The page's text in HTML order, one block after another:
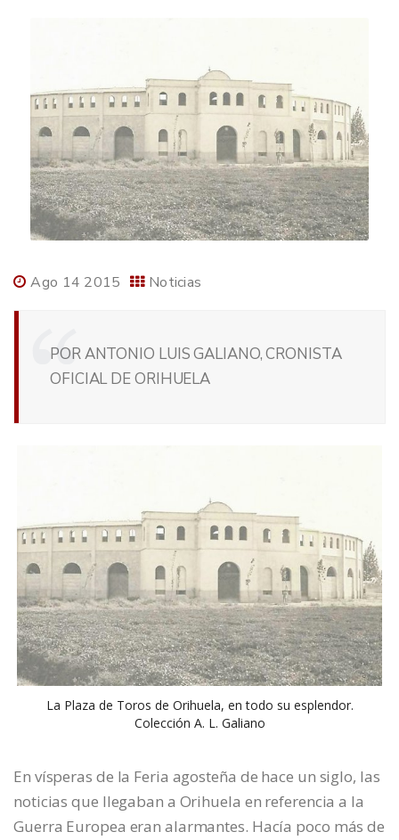
Ago 14 2015 Noticias
POR ANTONIO LUIS GALIANO, CRONISTA
OFICIAL DE ORIHUELA
La Plaza de Toros de Orihuela, en todo su esplendor.
Colección A. L. Galiano
En vísperas de la Feria agosteña de hace un siglo, las
noticias que llegaban a Orihuela en referencia a la
Guerra Europea eran alarmantes. Hacía poco más de